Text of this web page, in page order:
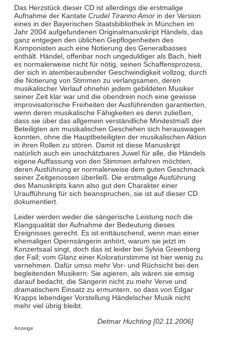
Das Herzstück dieser CD ist allerdings die erstmalige
Aufnahme der Kantate Crudel Tiranno Amorin der Version
eines in der Bayerischen Staatsbibliothek in München im
Jahr 2004 aufgefundenen Originalmanuskript Händels, das
ganz entgegen den üblichen Gepflogenheiten des
Komponisten auch eine Notierung des Generalbasses
enthält. Händel, offenbar noch ungeduldiger als Bach, hielt
es normalerweise nicht für nötig, seinen Schaffensprozess,
der sich in atemberaubender Geschwindigkeit vollzog, durch
die Notierung von Stimmen zu verlangsamen, deren
musikalischer Verlauf ohnehin jedem gebildeten Musiker
seiner Zeit klar war und die obendrein noch eine gewisse
improvisatorische Freiheiten der Ausführenden garantierten,
wenn deren musikalische Fähigkeiten es denn zuließen,
dass sie über das allgemein verständliche Mindestmaß der
Beteiligten am musikalischen Geschehen sich herauswagen
konnten, ohne die Hauptbeteiligten der musikalischen Aktion
in ihren Rollen zu stören. Damit ist diese Manuskript
natürlich auch ein unschätzbares Juwel für alle, die Händels
eigene Auffassung von den Stimmen erfahren möchten,
deren Ausführung er normalerweise dem guten Geschmack
seiner Zeitgenossen überließ. Die erstmalige Ausführung
des Manuskripts kann also gut den Charakter einer
Uraufführung für sich beanspruchen, sie ist auf dieser CD
dokumentiert.
Leider werden weder die sängerische Leistung noch die
Klangqualität der Aufnahme der Bedeutung dieses
Ereignisses gerecht. Es ist enttäuschend, wenn man einer
ehemaligen Opernsängerin anhört, warum sie jetzt im
Konzertsaal singt, doch das ist leider bei Sylvia Greenberg
der Fall; vom Glanz einer Koloraturstimme ist hier wenig zu
vernehmen. Dafür umso mehr Vor- und Rüchsicht bei den
begleitenden Musikern: Sie agieren, als wären sie emsig
darauf bedacht, die Sängerin nicht zu mehr Verve und
dramatischem Einsatz zu ermuntern, so dass von Edgar
Krapps lebendiger Vorstellung Händelscher Musik nicht
mehr viel übrig bleibt.
Detmar Huchting [02.11.2006]
Anzeige